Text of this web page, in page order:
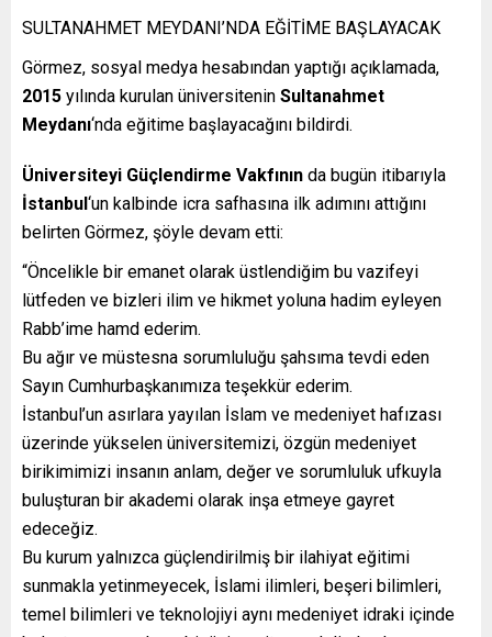
SULTANAHMET MEYDANI’NDA EĞİTİME BAŞLAYACAK
Görmez, sosyal medya hesabından yaptığı açıklamada,
2015 yılında kurulan üniversitenin Sultanahmet
Meydanı‘nda eğitime başlayacağını bildirdi.
Üniversiteyi Güçlendirme Vakfının da bugün itibarıyla
İstanbul‘un kalbinde icra safhasına ilk adımını attığını
belirten Görmez, şöyle devam etti:
“Öncelikle bir emanet olarak üstlendiğim bu vazifeyi
lütfeden ve bizleri ilim ve hikmet yoluna hadim eyleyen
Rabb’ime hamd ederim.
Bu ağır ve müstesna sorumluluğu şahsıma tevdi eden
Sayın Cumhurbaşkanımıza teşekkür ederim.
İstanbul’un asırlara yayılan İslam ve medeniyet hafızası
üzerinde yükselen üniversitemizi, özgün medeniyet
birikimimizi insanın anlam, değer ve sorumluluk ufkuyla
buluşturan bir akademi olarak inşa etmeye gayret
edeceğiz.
Bu kurum yalnızca güçlendirilmiş bir ilahiyat eğitimi
sunmakla yetinmeyecek, İslami ilimleri, beşeri bilimleri,
temel bilimleri ve teknolojiyi aynı medeniyet idraki içinde